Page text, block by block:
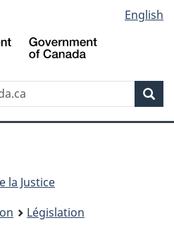
au
contenu
propos
de
la
HTML
simplifiée
English
la Justice
Législation